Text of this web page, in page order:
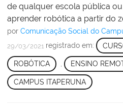
de qualquer escola pública
aprender robótica a partir do
por Comunicação Social do
29/03/2021 registrado em:
ROBÓTICA , ENSINO
CAMPUS ITAPERUNA